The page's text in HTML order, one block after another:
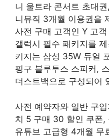
니 울트라 콘서트 초대
니뮤직 3개월 이용권을
사전 구매 고객인 Y 고
갤럭시 필수 패키지를
키지는 삼성 35W 듀얼
핑구 블루투스 스피커,
더스트백으로 구성되어
사전 예약자와 일반 구
치 5 구매 30 할인 쿠폰,
유튜브 고급형 4개월 무